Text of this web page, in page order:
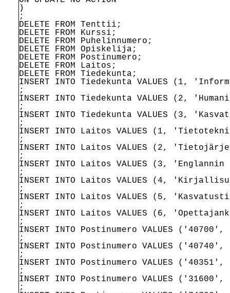
)
;
DELETE FROM Tenttii;
DELETE FROM Kurssi;
DELETE FROM Puhelinnumero;
DELETE FROM Opiskelija;
DELETE FROM Postinumero;
DELETE FROM Laitos;
DELETE FROM Tiedekunta;
INSERT INTO Tiedekunta VALUES (1,
;
INSERT INTO Tiedekunta VALUES (2,
;
INSERT INTO Tiedekunta VALUES (3,
;
INSERT INTO Laitos VALUES (1,
;
INSERT INTO Laitos VALUES (2,
;
INSERT INTO Laitos VALUES (3,
;
INSERT INTO Laitos VALUES (4,
;
INSERT INTO Laitos VALUES (5,
;
INSERT INTO Laitos VALUES (6,
;
INSERT INTO Postinumero VALUES
;
INSERT INTO Postinumero VALUES
;
INSERT INTO Postinumero VALUES
;
INSERT INTO Postinumero VALUES
;